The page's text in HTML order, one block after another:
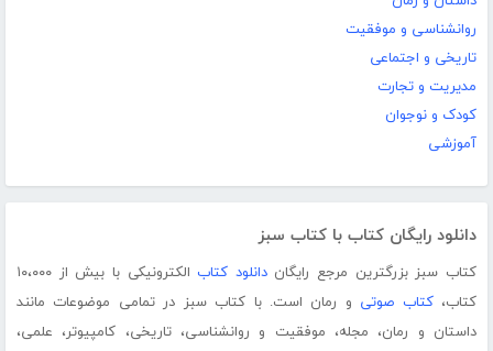
روانشناسی و موفقیت
تاریخی و اجتماعی
مدیریت و تجارت
کودک و نوجوان
آموزشی
دانلود رایگان کتاب با کتاب سبز
کتاب سبز بزرگترین مرجع رایگاندانلود کتاب
الکترونیکی با بیش از ۱۰،۰۰۰
کتاب،کتاب صوتی و رمان است. با کتاب سبز در تمامی موضوعات مانند
داستان و رمان، مجله، موفقیت و روانشناسی، تاریخی، کامپیوتر، علمی،